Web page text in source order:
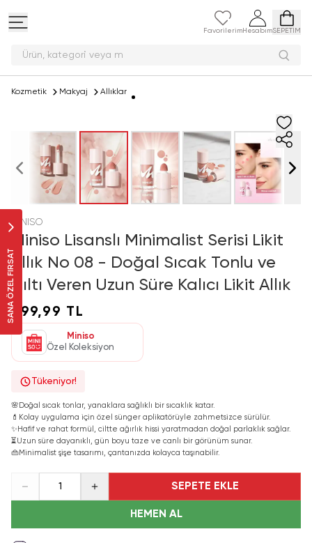
Favorilerim HesabımSEPETİM
Ürün, kategori
SANA ÖZEL FIRSAT
Kozmetik Makyaj Allıklar
MINISO
Miniso Lisanslı Minimalist Serisi Likit
Allık No 08 - Doğal Sıcak Tonlu ve
Işıltı Veren Uzun Süre Kalıcı Likit Allık
699,99 TL
Miniso
Özel Koleksiyon
Tükeniyor!
🌸 Doğal sıcak tonlar, yanaklara sağlıklı bir sıcaklık katar.
💄 Kolay uygulama için özel sünger aplikatörüyle zahmetsizce sürülür.
✨ Hafif ve rahat formül, ciltte ağırlık hissi yaratmadan doğal parlaklık sağlar.
⏳Uzun süre dayanıklı, gün boyu taze ve canlı bir görünüm sunar.
👜Minimalist şişe tasarımı, çantanızda kolayca taşınabilir.
1 SEPETE EKLE
HEMEN AL